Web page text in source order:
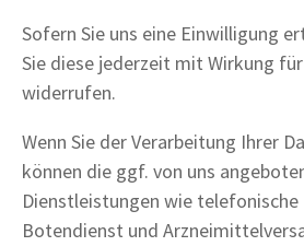
Sofern Sie uns eine Einwilligung
Sie diese jederzeit mit Wirkung
widerrufen.
Wenn Sie der Verarbeitung Ihrer
können die ggf. von uns
Dienstleistungen wie
Botendienst und